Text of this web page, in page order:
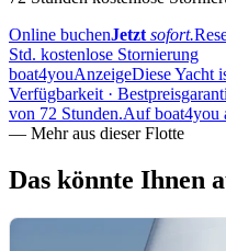
Online buchenJetzt sofort.
Std. kostenlose Stornierung
boat4youAnzeigeDiese Yacht
Verfügbarkeit ·
von 72 Stunden.Auf boat4you
— Mehr aus dieser Flotte
Das könnte Ihnen